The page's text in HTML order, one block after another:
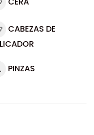
CABEZAS DE
PINZAS